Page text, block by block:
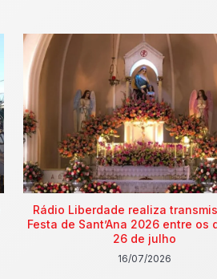
Rádio Liberdade realiza
Festa de Sant’Ana 2026 entre os
26 de julho
16/07/2026